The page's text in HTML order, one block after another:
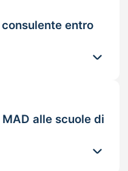
entro
alle scuole di